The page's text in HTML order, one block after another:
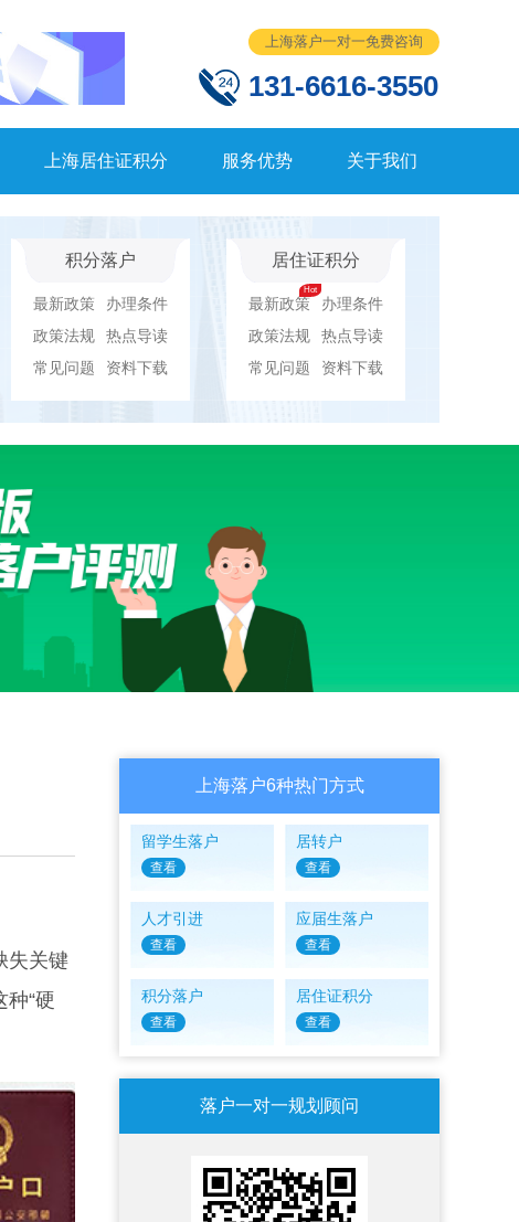
上海落户一对一免费咨询
131-6616-3550
上海居住证积分 服务优势 关于我们
积分落户
最新政策
办理条件
政策法规
热点导读
常见问题
资料下载
居住证积分
最新政策
办理条件
政策法规
热点导读
常见问题
资料下载
失关键
“硬
上海落户6种热门方式
留学生落户
查看
居转户
查看
人才引进
查看
应届生落户
查看
积分落户
查看
居住证积分
查看
落户一对一规划顾问